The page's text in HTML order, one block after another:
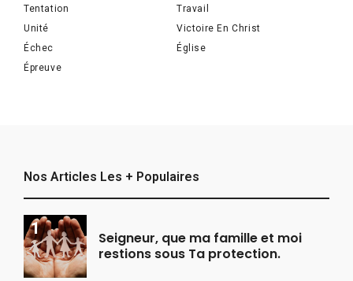
Tentation
Travail
Unité
Victoire En Christ
Échec
Église
Épreuve
Nos Articles Les + Populaires
Seigneur, que ma famille et moi
restions sous Ta protection.